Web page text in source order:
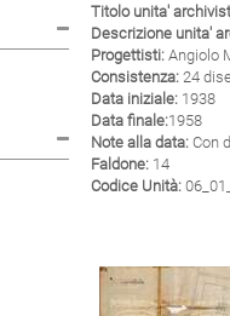
Titolo unita'
Descrizione unita'
Progettisti: Angiolo
Consistenza: 24
Data iniziale: 1938
Data finale:1958
Note alla data: Con
Faldone: 14
Codice Unità: